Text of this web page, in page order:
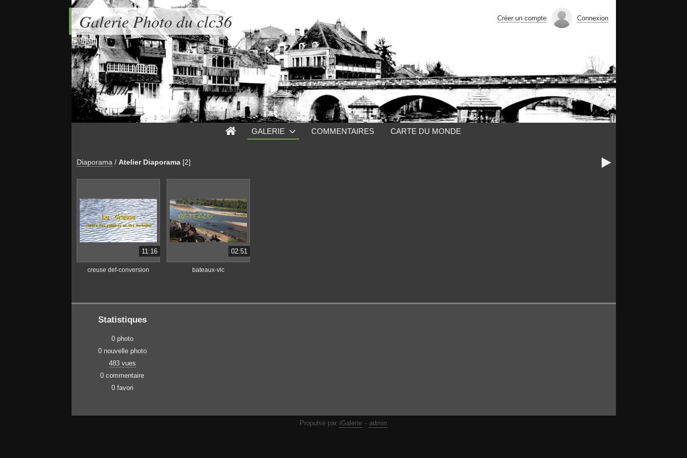
Galerie Photo du clc36 Créer un compte Connexion
GALERIE COMMENTAIRES CARTE DU MONDE
Diaporama / Atelier Diaporama [2] 
11:16
creuse def-conversion
02:51
bateaux-vlc
Statistiques
0 photo
0 nouvelle photo
483 vues
0 commentaire
0 favori
Propulsé par iGalerie - admin